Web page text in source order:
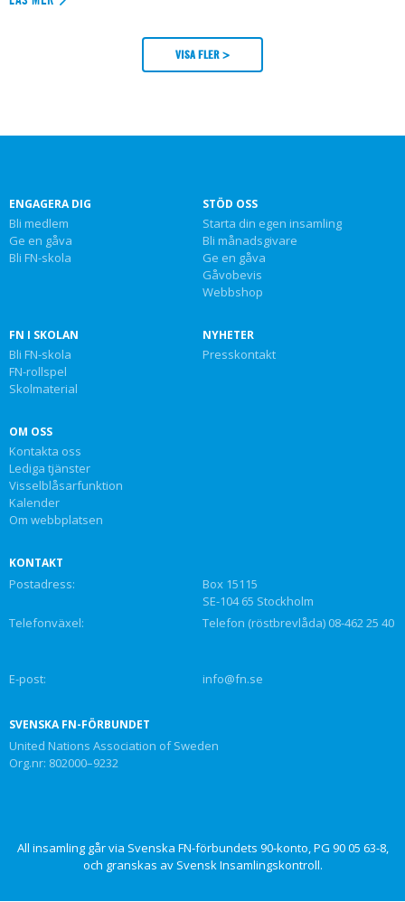
VISA FLER >
ENGAGERA DIG
Bli medlem
Ge en gåva
Bli FN-skola
STÖD OSS
Starta din egen insamling
Bli månadsgivare
Ge en gåva
Gåvobevis
Webbshop
FN I SKOLAN
Bli FN-skola
FN-rollspel
Skolmaterial
NYHETER
Presskontakt
OM OSS
Kontakta oss
Lediga tjänster
Visselblåsarfunktion
Kalender
Om webbplatsen
KONTAKT
Postadress:
Box 15115
SE-104 65 Stockholm
Telefonväxel:
Telefon (röstbrevlåda) 08-462 25 40
E-post: info@fn.se
SVENSKA FN-FÖRBUNDET
United Nations Association of Sweden
Org.nr: 802000–9232
All insamling går via Svenska FN-förbundets 90-konto, PG 90 05 63-8,
och granskas av Svensk Insamlingskontroll.